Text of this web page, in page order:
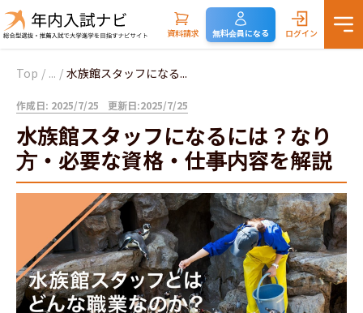
資料請求 無料会員になる ログイン
Top / ... / 水族館スタッフになる...
作成日: 2025/7/25 更新日:2025/7/25
水族館スタッフになるには？なり
方・必要な資格・仕事内容を解説